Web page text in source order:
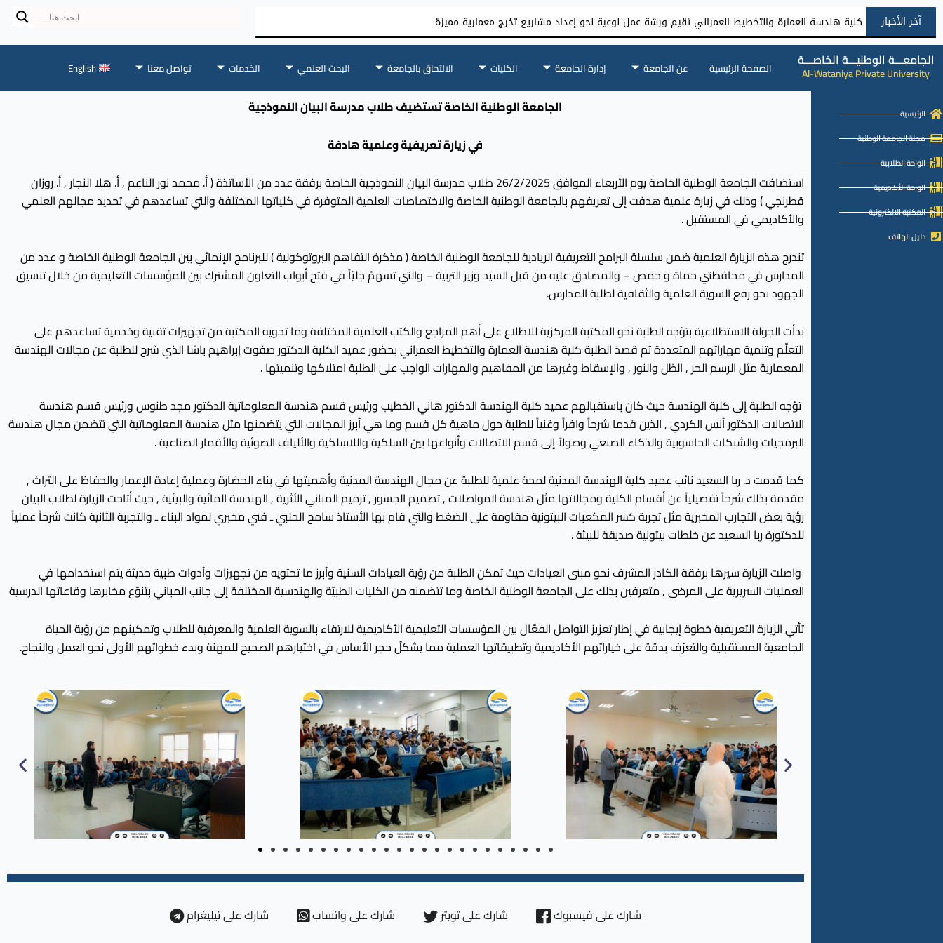
آخر الأخبار كلية هندسة العمارة والتخطيط العمراني تقيم ورشة عمل نوعية نحو إعداد مشاريع تخرج معمارية مميزة
الجامعـــة الوطنيـــة الخاصـــة
Al-Wataniya Private University الصفحة الرئيسية عن الجامعة إدارة الجامعة الكليات الالتحاق بالجامعة البحث العلمي الخدمات تواصل معنا English
الرئيسية
مجلة الجامعة الوطنية
الواحة الطلابية
الواحة الأكاديمية
المكتبة الالكترونية
دليل الهاتف
الجامعة الوطنية الخاصة تستضيف طلاب مدرسة البيان النموذجية
في زيارة تعريفية وعلمية هادفة
استضافت الجامعة الوطنية الخاصة يوم الأربعاء الموافق 26/2/2025 طلاب مدرسة البيان النموذجية الخاصة برفقة عدد من الأساتذة ( أ. محمد نور الناعم , أ. هلا النجار , أ. روزان
قطرنجي ) وذلك في زيارة علمية هدفت إلى تعريفهم بالجامعة الوطنية الخاصة والاختصاصات العلمية المتوفرة في كلياتها المختلفة والتي تساعدهم في تحديد مجالهم العلمي
والأكاديمي في المستقبل .
تندرج هذه الزيارة العلمية ضمن سلسلة البرامج التعريفية الريادية للجامعة الوطنية الخاصة ( مذكرة التفاهم البروتوكولية ) للبرنامج الإنمائي بين الجامعة الوطنية الخاصة و عدد من
المدارس في محافظتي حماة و حمص – والمصادق عليه من قبل السيد وزير التربية – والتي تسهمُ جليّاً في فتح أبواب التعاون المشترك بين المؤسسات التعليمية من خلال تنسيق
الجهود نحو رفع السوية العلمية والثقافية لطلبة المدارس.
بدأت الجولة الاستطلاعية بتوّجه الطلبة نحو المكتبة المركزية للاطلاع على أهم المراجع والكتب العلمية المختلفة وما تحويه المكتبة من تجهيزات تقنية وخدمية تساعدهم على
التعلّم وتنمية مهاراتهم المتعددة ثم قصدَ الطلبة كلية هندسة العمارة والتخطيط العمراني بحضور عميد الكلية الدكتور صفوت إبراهيم باشا الذي شرح للطلبة عن مجالات الهندسة
المعمارية مثل الرسم الحر , الظل والنور , والإسقاط وغيرها من المفاهيم والمهارات الواجب على الطلبة امتلاكها وتنميتها .
توّجه الطلبة إلى كلية الهندسة حيث كان باستقبالهم عميد كلية الهندسة الدكتور هاني الخطيب ورئيس قسم هندسة المعلوماتية الدكتور مجد طنوس ورئيس قسم هندسة
الاتصالات الدكتور أنس الكردي , الذين قدما شرحاً وافراً وغنياً للطلبة حول ماهية كل قسم وما هي أبرز المجالات التي يتضمنها مثل هندسة المعلوماتية التي تتضمن مجال هندسة
البرمجيات والشبكات الحاسوبية والذكاء الصنعي وصولاً إلى قسم الاتصالات وأنواعها بين السلكية واللاسلكية والألياف الضوئية والأقمار الصناعية .
كما قدمت د. ربا السعيد نائب عميد كلية الهندسة المدنية لمحة علمية للطلبة عن مجال الهندسة المدنية وأهميتها في بناء الحضارة وعملية إعادة الإعمار والحفاظ على التراث ,
مقدمة بذلك شرحاً تفصيلياً عن أقسام الكلية ومجالاتها مثل هندسة المواصلات , تصميم الجسور , ترميم المباني الأثرية , الهندسة المائية والبيئية , حيث أتاحت الزيارة لطلاب البيان
رؤية بعض التجارب المخبرية مثل تجربة كسر المكعبات البيتونية مقاومة على الضغط والتي قام بها الأستاذ سامح الحلبي ـ فني مخبري لمواد البناء ـ والتجربة الثانية كانت شرحاً عملياً
للدكتورة ربا السعيد عن خلطات بيتونية صديقة للبيئة .
واصلت الزيارة سيرها برفقة الكادر المشرف نحو مبنى العيادات حيث تمكن الطلبة من رؤية العيادات السنية وأبرز ما تحتويه من تجهيزات وأدوات طبية حديثة يتم استخدامها في
العمليات السريرية على المرضى , متعرفين بذلك على الجامعة الوطنية الخاصة وما تتضمنه من الكليات الطبيّة والهندسية المختلفة إلى جانب المباني بتنوّع مخابرها وقاعاتها الدرسية
تأتي الزيارة التعريفية خطوة إيجابية في إطار تعزيز التواصل الفعّال بين المؤسسات التعليمية الأكاديمية للارتقاء بالسوية العلمية والمعرفية للطلاب وتمكينهم من رؤية الحياة
الجامعية المستقبلية والتعرّف بدقة على خياراتهم الأكاديمية وتطبيقاتها العملية مما يشكلُ حجر الأساس في اختيارهم الصحيح للمهنة وبدء خطواتهم الأولى نحو العمل والنجاح.
شارك على فيسبوك شارك على تويتر شارك على واتساب شارك على تيليغرام